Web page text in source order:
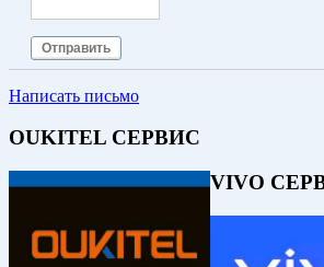
Отправить
Написать письмо
OUKITEL СЕРВИС
VIVO